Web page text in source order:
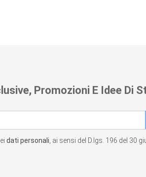
Promozioni E Idee Di
dati personali , ai sensi del D.lgs. 196 del 30